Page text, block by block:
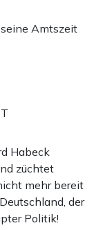
Amtszeit
Habeck
züchtet
mehr bereit
der
Politik!